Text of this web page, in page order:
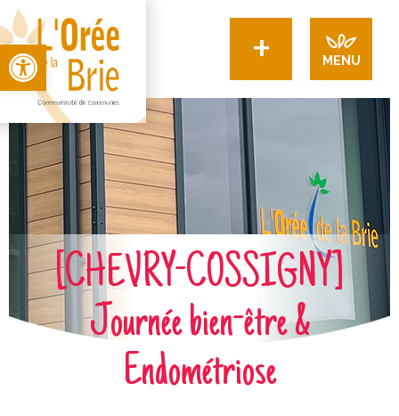
Open toolbar + MENU
[CHEVRY-COSSIGNY]
Journée bien-être &
Endométriose